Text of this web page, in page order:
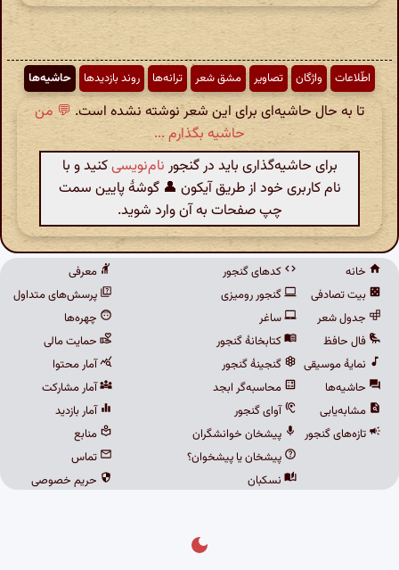
اطّلاعات واژگان تصاویر مشق شعر ترانه‌ها روند بازدیدها حاشیه‌ها
تا به حال حاشیه‌ای برای این شعر نوشته نشده است. 💬 من
حاشیه بگذارم ...
برای حاشیه‌گذاری باید در گنجور نام‌نویسیکنید و با
نام کاربری خود از طریق آیکون 👤 گوشهٔ پایین سمت
چپ صفحات به آن وارد شوید.
خانه
بیت تصادفی
جدول شعر
فال حافظ
نمایهٔ موسیقی
حاشیه‌ها
مشابه‌یابی
تازه‌های گنجور
کدهای گنجور
گنجور رومیزی
ساغر
کتابخانهٔ گنجور
گنجینهٔ گنجور
محاسبه‌گر ابجد
آوای گنجور
پیشخان خوانشگران
پیشخان یا پیشخوان؟
نسکبان
معرفی
پرسش‌های متداول
چهره‌ها
حمایت مالی
آمار محتوا
آمار مشارکت
آمار بازدید
منابع
تماس
حریم خصوصی